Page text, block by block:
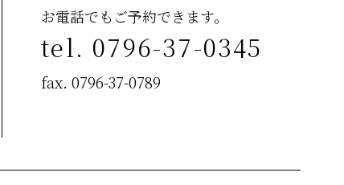
お電話でもご予約できます。
tel. 0796-37-0345
fax. 0796-37-0789